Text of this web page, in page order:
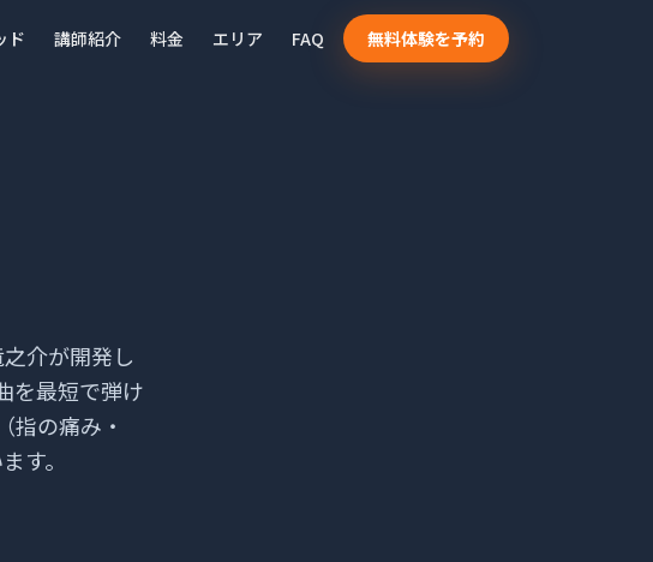
ド 講師紹介 料金 エリア FAQ 無料体験を予約
介が開発し
を最短で弾け
指の痛み・
す。